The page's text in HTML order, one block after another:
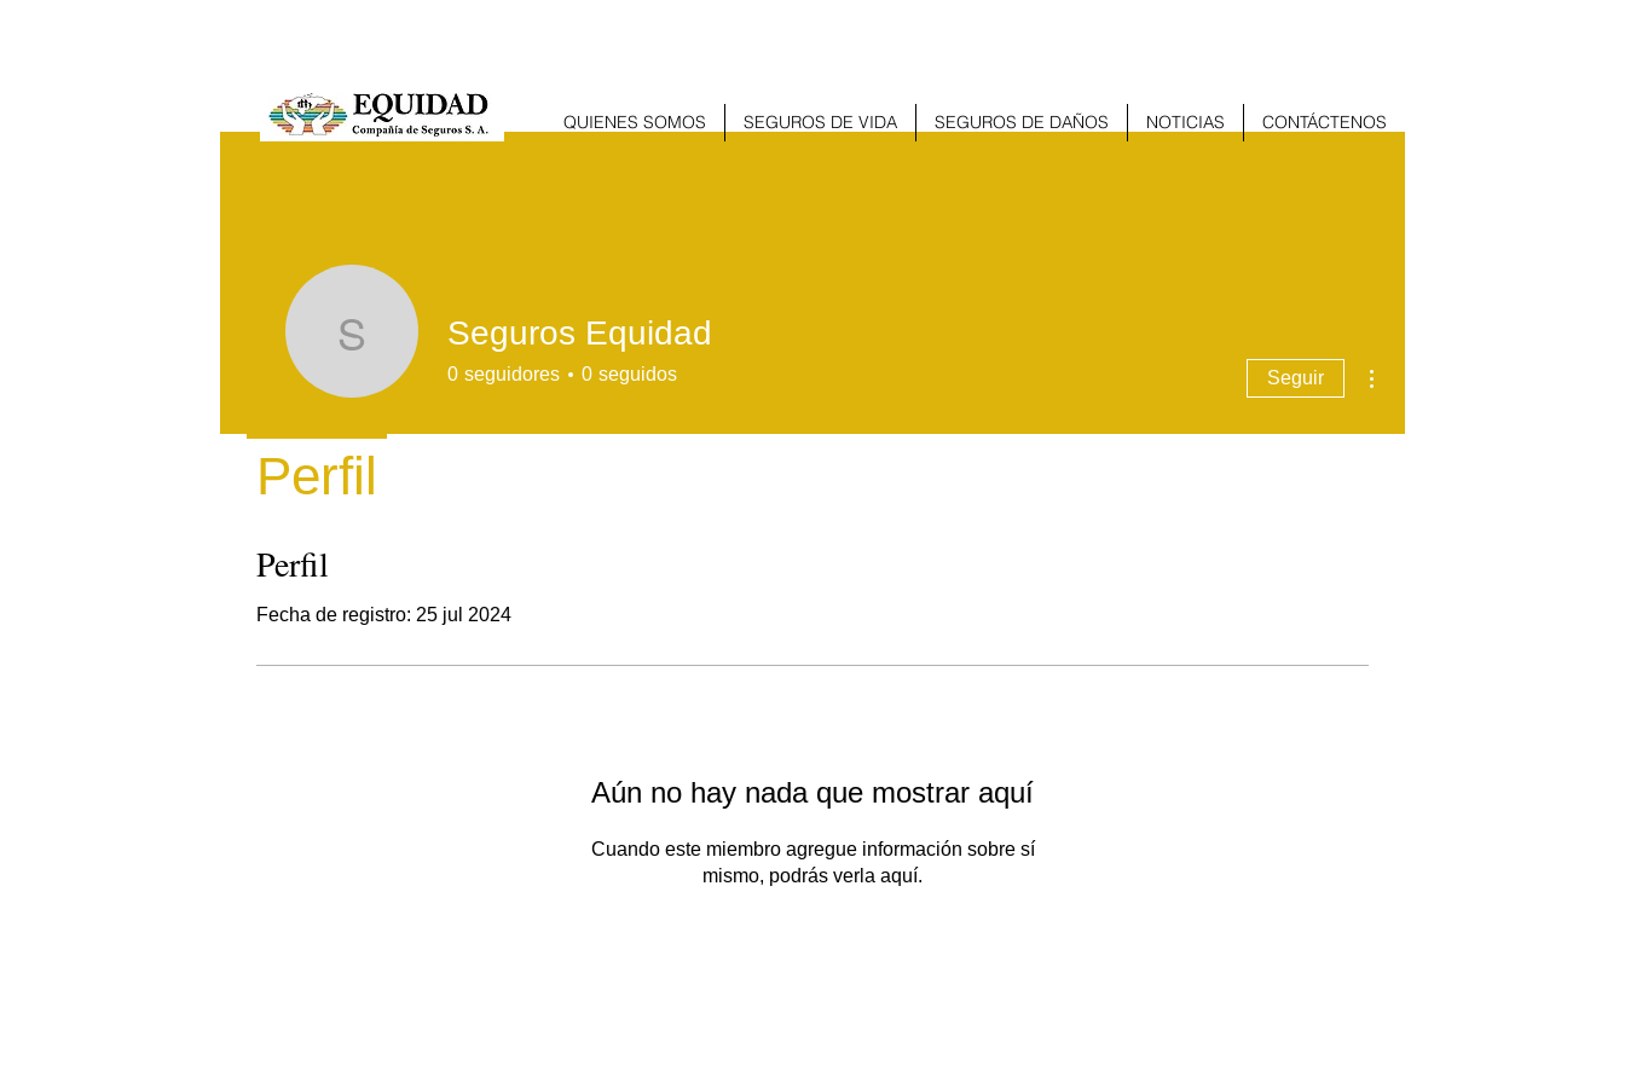
QUIENES SOMOS SEGUROS DE VIDA SEGUROS DE DAÑOS NOTICIAS CONTÁCTENOS
Perfil
Fecha de registro: 25 jul 2024
Aún no hay nada que mostrar aquí
Cuando este miembro agregue información sobre sí
mismo, podrás verla aquí.
Seguros Equidad
Seguros Equidad
0 seguidores 0 seguidos Seguir
Perfil